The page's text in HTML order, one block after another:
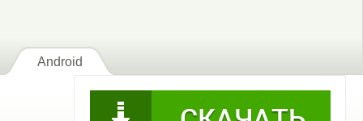
Android